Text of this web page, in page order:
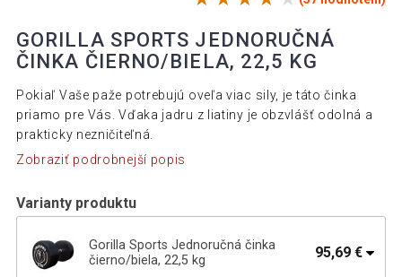
GORILLA SPORTS JEDNORUČNÁ
ČINKA ČIERNO/BIELA, 22,5 KG
Pokiaľ Vaše paže potrebujú oveľa viac sily, je táto činka
priamo pre Vás. Vďaka jadru z liatiny je obzvlášť odolná a
prakticky nezničiteľná.
Zobraziť podrobnejší popis
Varianty produktu
Gorilla Sports Jednoručná činka
čierno/biela, 22,5 kg
95,69 €